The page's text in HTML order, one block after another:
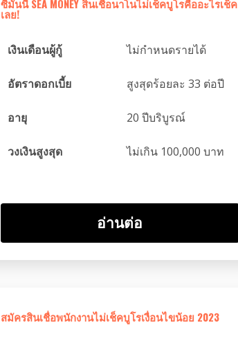
ซีมันนี่ SEA MONEY สินเชื่อนาโนไม่เช็คบูโรคืออะไรเช็ค
เลย!
เงินเดือนผู้กู้ ไม่กำหนดรายได้
อัตราดอกเบี้ย สูงสุดร้อยละ 33 ต่อปี
อายุ 20 ปีบริบูรณ์
วงเงินสูงสุด ไม่เกิน 100,000 บาท
อ่านต่อ
สมัครสินเชื่อพนักงานไม่เช็คบูโรเงื่อนไขน้อย 2023